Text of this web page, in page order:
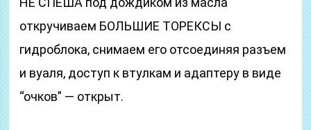
откручиваем БОЛЬШИЕ ТОРЕКСЫ с
гидроблока, снимаем его отсоединяя разъем
и вуаля, доступ к втулкам и адаптеру в виде
“очков” — открыт.